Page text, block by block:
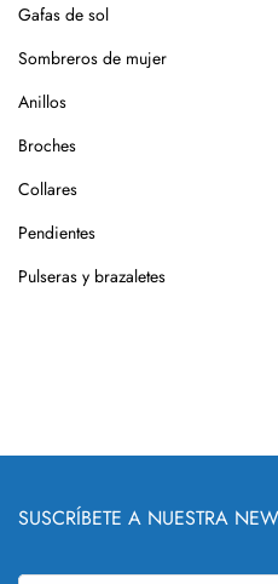
Gafas de sol
Sombreros de mujer
Anillos
Broches
Collares
Pendientes
Pulseras y brazaletes
SUSCRÍBETE A NUESTRA